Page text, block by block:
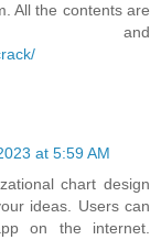
All the contents are
and
at 5:59 AM
chart design
ideas. Users can
on the internet.